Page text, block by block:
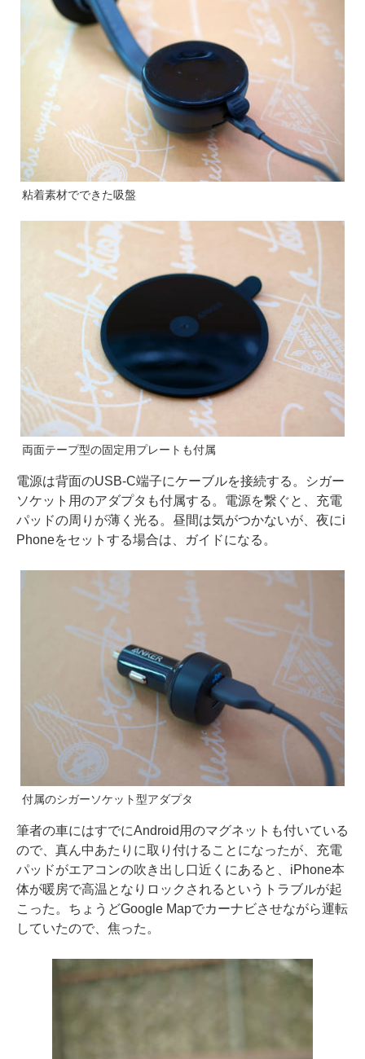
粘着素材でできた吸盤
両面テープ型の固定用プレートも付属
電源は背面のUSB-C端子にケーブルを接続する。シガー
ソケット用のアダプタも付属する。電源を繋ぐと、充電
パッドの周りが薄く光る。昼間は気がつかないが、夜にi
Phoneをセットする場合は、ガイドになる。
付属のシガーソケット型アダプタ
筆者の車にはすでにAndroid用のマグネットも付いている
ので、真ん中あたりに取り付けることになったが、充電
パッドがエアコンの吹き出し口近くにあると、iPhone本
体が暖房で高温となりロックされるというトラブルが起
こった。ちょうどGoogle Mapでカーナビさせながら運転
していたので、焦った。